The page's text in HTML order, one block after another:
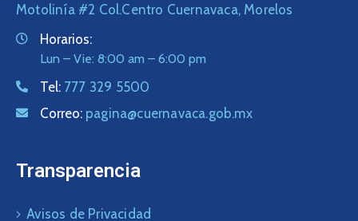
Motolinía #2 Col.Centro Cuernavaca, Morelos
Horarios:
Lun – Vie: 8:00 am – 6:00 pm
Tel: 777 329 5500
Correo: pagina@cuernavaca.gob.mx
Transparencia
Avisos de Privacidad